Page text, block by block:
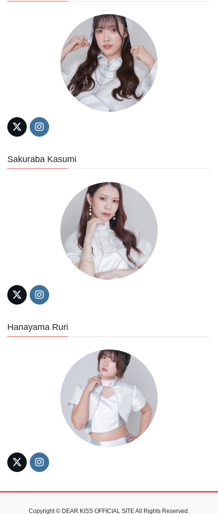
Sakuraba Kasumi
Hanayama Ruri
Copyright © DEAR KISS OFFICIAL SITE All Rights Reserved.